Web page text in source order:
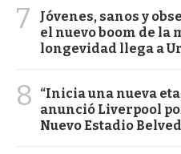
7
Jóvenes, sanos y
el nuevo boom de la
longevidad llega a
8
“Inicia una nueva
anunció Liverpool
Nuevo Estadio